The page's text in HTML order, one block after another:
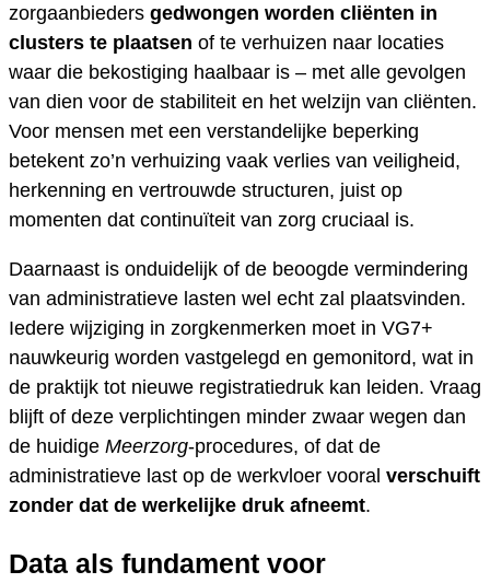
zorgaanbieders gedwongen worden cliënten in
clusters te plaatsen of te verhuizen naar locaties
waar die bekostiging haalbaar is – met alle gevolgen
van dien voor de stabiliteit en het welzijn van cliënten.
Voor mensen met een verstandelijke beperking
betekent zo’n verhuizing vaak verlies van veiligheid,
herkenning en vertrouwde structuren, juist op
momenten dat continuïteit van zorg cruciaal is.
Daarnaast is onduidelijk of de beoogde vermindering
van administratieve lasten wel echt zal plaatsvinden.
Iedere wijziging in zorgkenmerken moet in VG7+
nauwkeurig worden vastgelegd en gemonitord, wat in
de praktijk tot nieuwe registratiedruk kan leiden. Vraag
blijft of deze verplichtingen minder zwaar wegen dan
de huidige Meerzorg-procedures, of dat de
administratieve last op de werkvloer vooral verschuift
zonder dat de werkelijke druk afneemt.
Data als fundament voor